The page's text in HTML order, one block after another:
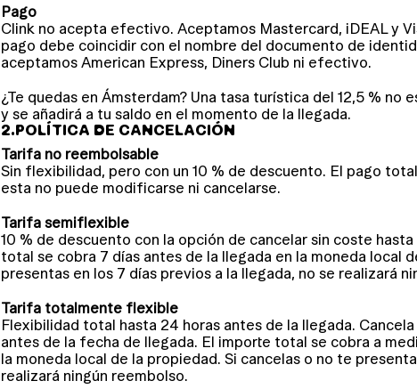
Pago
Clink no acepta efectivo. Aceptamos Mastercard, iDEAL y
pago debe coincidir con el nombre del documento de
aceptamos American Express, Diners Club ni efectivo.
¿Te quedas en Ámsterdam? Una tasa turística del 12,5 % no
y se añadirá a tu saldo en el momento de la llegada.
2.POLÍTICA DE CANCELACIÓN
Tarifa no reembolsable
Sin flexibilidad, pero con un 10 % de descuento. El pago
esta no puede modificarse ni cancelarse.
Tarifa semiflexible
10 % de descuento con la opción de cancelar sin coste
total se cobra 7 días antes de la llegada en la moneda local
presentas en los 7 días previos a la llegada, no se realizará
Tarifa totalmente flexible
Flexibilidad total hasta 24 horas antes de la llegada.
antes de la fecha de llegada. El importe total se cobra a
la moneda local de la propiedad. Si cancelas o no te
realizará ningún reembolso.